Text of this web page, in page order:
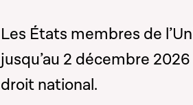
Les États membres de
jusqu’au 2 décembre
droit national.